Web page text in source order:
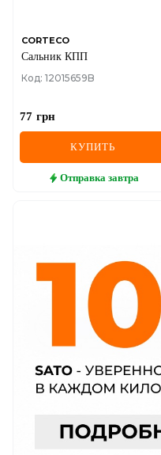
CORTECO
Сальник КПП
Код: 12015659B
77 грн
КУПИТЬ
Отправка завтра